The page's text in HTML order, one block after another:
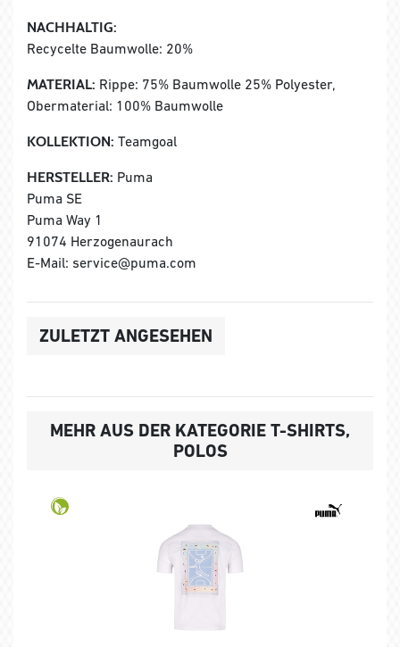
NACHHALTIG:
Recycelte Baumwolle: 20%
MATERIAL: Rippe: 75% Baumwolle 25% Polyester,
Obermaterial: 100% Baumwolle
KOLLEKTION: Teamgoal
HERSTELLER: Puma
Puma SE
Puma Way 1
91074 Herzogenaurach
E-Mail: service@puma.com
ZULETZT ANGESEHEN
MEHR AUS DER KATEGORIE T-SHIRTS,
POLOS